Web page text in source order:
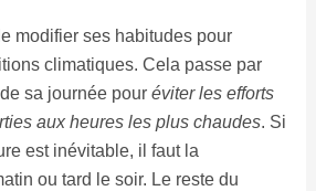
modifier ses habitudes pour
climatiques. Cela passe par
sa journée pour éviter les efforts
aux heures les plus chaudes. Si
est inévitable, il faut la
ou tard le soir. Le reste du